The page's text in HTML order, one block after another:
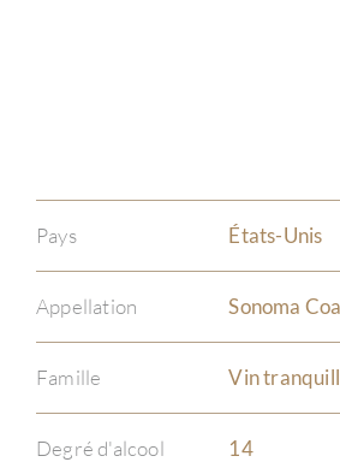
Pays États-Unis
Appellation Sonoma
Famille Vin
Degré d'alcool 14